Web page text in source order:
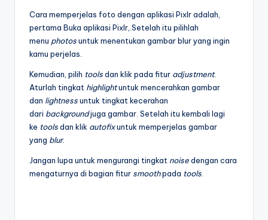
Cara memperjelas foto dengan aplikasi Pixlr adalah,
pertama Buka aplikasi Pixlr,.Setelah itu pilihlah
menu photosuntuk menentukan gambar blur yang ingin
kamu perjelas.
Kemudian, pilih toolsdan klik pada fitur adjustment.
Aturlah tingkat highlightuntuk mencerahkan gambar
dan lightnessuntuk tingkat kecerahan
dari backgroundjuga gambar. Setelah itu kembali lagi
ke toolsdan klik autofixuntuk memperjelas gambar
yang blur.
Jangan lupa untuk mengurangi tingkat noisedengan cara
mengaturnya di bagian fitur smoothpada tools